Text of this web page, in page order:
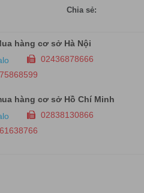
Chia sẻ:
hàng cơ sở Hà Nội
02436878666
hàng cơ sở Hồ Chí Minh
02838130866